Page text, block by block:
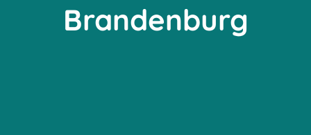
Brandenburg